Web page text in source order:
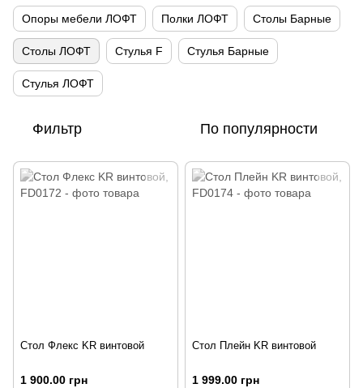
Опоры мебели ЛОФТ Полки ЛОФТ Столы Барные
Столы ЛОФТ Стулья F Стулья Барные
Стулья ЛОФТ
Фильтр По популярности
Стол Флекс KR винтовой
1 900.00 грн
Стол Плейн KR винтовой
1 999.00 грн